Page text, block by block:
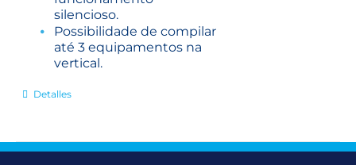
silencioso.
Possibilidade de compilar
até 3 equipamentos na
vertical.
Detalles